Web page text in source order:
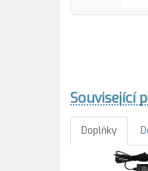
Související
Doplňky